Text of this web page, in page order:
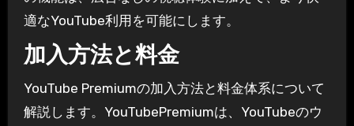
適なYouTube利用を可能にします。
加入方法と料金
YouTube Premiumの加入方法と料金体系について
解説します。YouTubePremiumは、YouTubeのウ